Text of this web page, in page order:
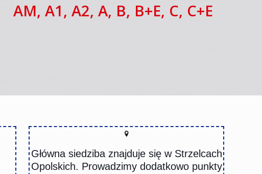
AM, A1, A2, A, B, B+E, C, C+E
Główna siedziba znajduje się w Strzelcach
Opolskich. Prowadzimy dodatkowo punkty